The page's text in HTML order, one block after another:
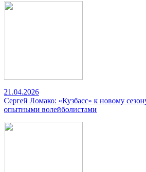
21.04.2026
Сергей Ломако: «Кузбасс» к новому
опытными волейболистами